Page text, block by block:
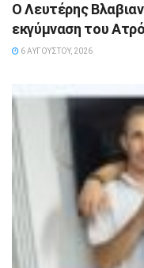
Ο Λευτέρης
εκγύμναση του
6 ΑΥΓΟΎΣΤΟΥ, 2026